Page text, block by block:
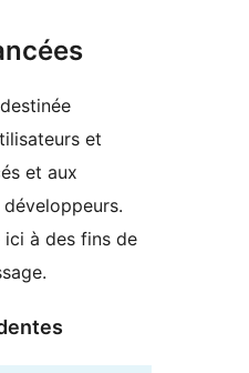
et
et aux
ici à des fins de